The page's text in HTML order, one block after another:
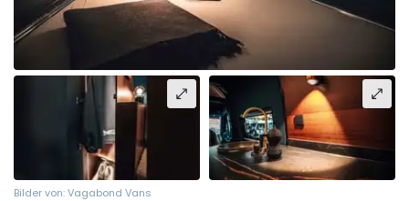
Bilder von: Vagabond Vans